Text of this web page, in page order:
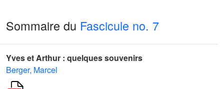
Sommaire du Fascicule no. 7
Yves et Arthur : quelques souvenirs
Berger, Marcel